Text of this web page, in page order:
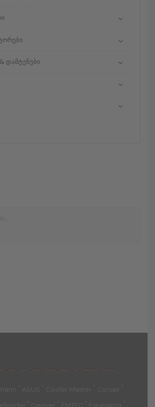
დამტენები
კალათა
' ASUS ' Cooler Master ' Corsair '
Denver EMTEC Esperanza